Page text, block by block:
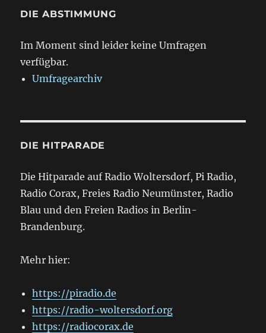
DIE ABSTIMMUNG
Im Moment sind leider keine Umfragen
verfügbar.
Umfragearchiv
DIE HITPARADE
Die Hitparade auf Radio Woltersdorf, Pi Radio,
Radio Corax, Freies Radio Neumünster, Radio
Blau und den Freien Radios in Berlin-
Brandenburg.
Mehr hier:
https://piradio.de
https://radio-woltersdorf.org
https://radiocorax.de